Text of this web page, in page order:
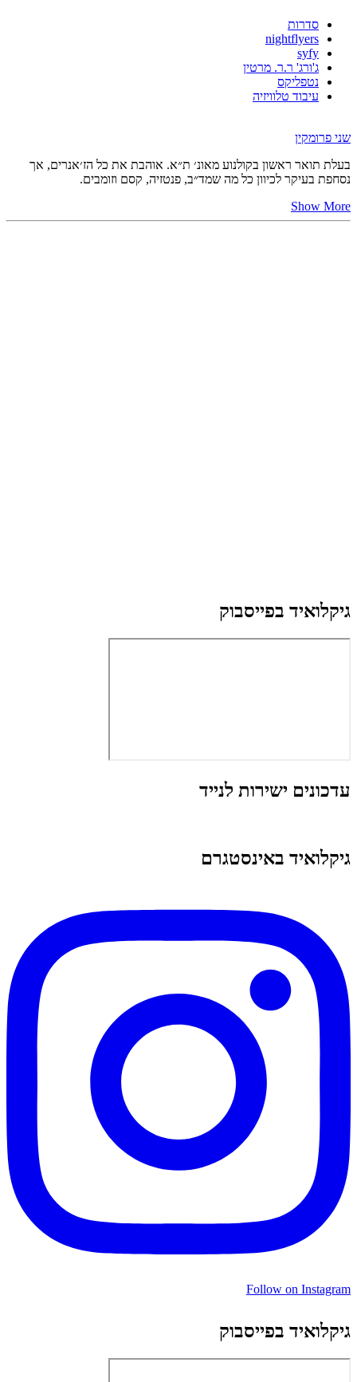
סדרות
nightflyers
syfy
ג'ורג' ר.ר. מרטין
נטפליקס
עיבוד טלוויזיה
שני פרומקין
בעלת תואר ראשון בקולנוע מאונ׳ ת״א. אוהבת את כל הז׳אנרים, אך
נסחפת בעיקר לכיוון כל מה שמד״ב, פנטזיה, קסם וזומבים.
Show More
גיקלואיד בפייסבוק
עדכונים ישירות לנייד
גיקלואיד באינסטגרם
Follow on Instagram
גיקלואיד בפייסבוק